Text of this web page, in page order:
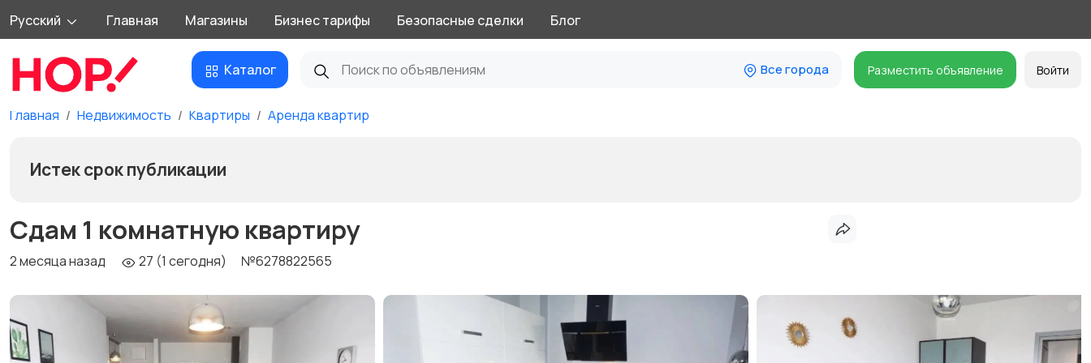
Русский Главная Магазины Бизнес тарифы Безопасные сделки Блог
Каталог Все города Разместить объявление Войти
Главная Недвижимость Квартиры Аренда квартир
Истек срок публикации
Сдам 1 комнатную квартиру
2 месяца назад 27 (1 сегодня) №6278822565